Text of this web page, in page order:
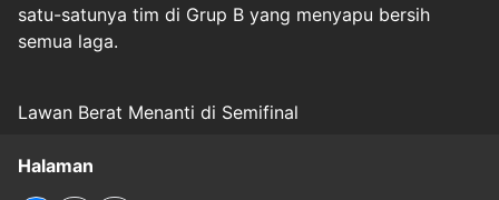
satu-satunya tim di Grup B yang menyapu bersih
semua laga.
Lawan Berat Menanti di Semifinal
Halaman